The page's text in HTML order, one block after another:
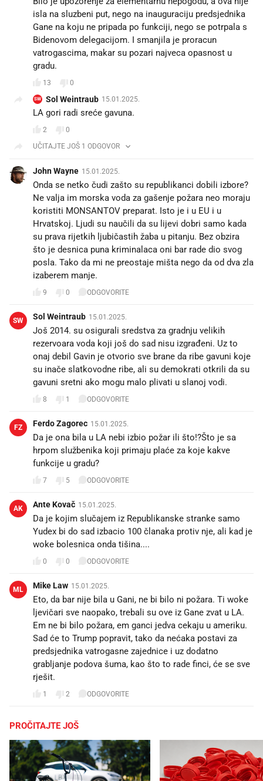
isla na sluzbeni put, nego na inauguraciju predsjednika
Gane na koju ne pripada po funkciji, nego se potrpala s
Bidenovom delegacijom. I smanjila je proracun
vatrogascima, makar su pozari najveca opasnost u
gradu.
13 0
SW Sol Weintraub 15.01.2025.
LA gori radi sreće gavuna.
2
0
UČITAJTE JOŠ 1 ODGOVOR
John Wayne 15.01.2025.
Onda se netko čudi zašto su republikanci dobili izbore?
Ne valja im morska voda za gašenje požara neo moraju
koristiti MONSANTOV preparat. Isto je i u EU i u
Hrvatskoj. Ljudi su naučili da su lijevi dobri samo kada
su prava rijetkih ljubičastih žaba u pitanju. Bez obzira
što je desnica puna kriminalaca oni bar rade dio svog
posla. Tako da mi ne preostaje mišta nego da od dva zla
izaberem manje.
9 0 ODGOVORITE
SW Sol Weintraub 15.01.2025.
Još 2014. su osigurali sredstva za gradnju velikih
rezervoara voda koji još do sad nisu izgrađeni. Uz to
onaj debil Gavin je otvorio sve brane da ribe gavuni koje
su inače slatkovodne ribe, ali su demokrati otkrili da su
gavuni sretni ako mogu malo plivati u slanoj vodi.
8 1 ODGOVORITE
FZ Ferdo Zagorec 15.01.2025.
Da je ona bila u LA nebi izbio požar ili što!?Što je sa
hrpom službenika koji primaju plaće za koje kakve
funkcije u gradu?
7 5 ODGOVORITE
AK Ante Kovač 15.01.2025.
Da je kojim slučajem iz Republikanske stranke samo
Yudex bi do sad izbacio 100 članaka protiv nje, ali kad je
woke bolesnica onda tišina....
0 0 ODGOVORITE
ML Mike Law 15.01.2025.
Eto, da bar nije bila u Gani, ne bi bilo ni požara. Ti woke
ljevičari sve naopako, trebali su ove iz Gane zvat u LA.
Em ne bi bilo požara, em ganci jedva cekaju u ameriku.
Sad će to Trump popravit, tako da nećaka postavi za
predsjednika vatrogasne zajednice i uz dodatno
grabljanje podova šuma, kao što to rade finci, će se sve
rješit.
1 2 ODGOVORITE
PROČITAJTE JOŠ